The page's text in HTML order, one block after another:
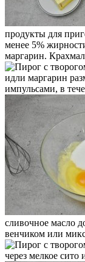
продукты для
менее 5%
маргарин.
идли маргарин
импульсами, в
сливочное масло
венчиком или
через мелкое